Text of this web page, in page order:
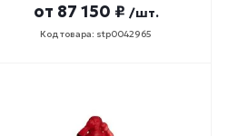
от 87 150 ₽ /шт.
Код товара: stp0042965